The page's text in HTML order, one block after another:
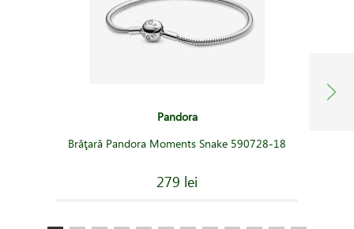
Pandora
Brăţară Pandora Moments Snake 590728-18
279 lei